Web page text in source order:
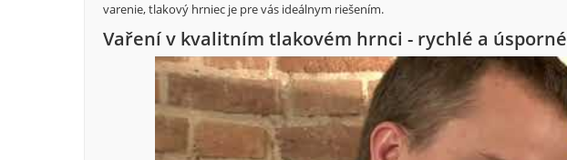
varenie, tlakový hrniec je pre vás ideálnym riešením.
Vaření v kvalitním tlakovém hrnci - rychlé a úsporné